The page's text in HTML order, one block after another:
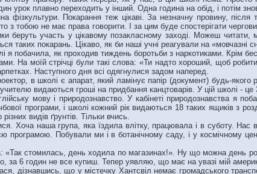
урок плавно переходить у інший. Одна година на обід, і потім
Покарання теж цікаві. За незначну провину,
з тобою не має права говорити. І за цим буде спостерігати
беруть участь у цікавому позакласному заході. Можеш читати,
таких покарань. Цікаво, як би наші учні реагували на «мовчазні
я побачила, як проходив тиждень боротьби з наркотиками. Крім
На моїй стрічці були такі слова: «Ти надто хороший, щоб
Наступного дня всі одягнулися задом наперед.
в школі є апарат, який ламінує папір (документ) будь-якого
видаються гроші на придбання канцтоварів. У цій школі -
мову і природознавство. У кабінеті природознавства я
програми, і школі кожний рік видаються 18 таких ящиків з
видів ґрунтів. Тільки вчись.
Хоча наша група, яка їздила влітку, працювала і в суботу. Нас
програмою. Побували ми і в ботанічному саду, і у космічному
стомилась, день ходила по магазинах!». Ну що можна день
за 6 годин не все купиш. Тепер уявляю, що має на увазі мій
дізнавшись, що у містечку Хантсвіл немає громадського